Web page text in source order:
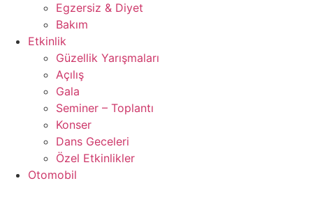
Egzersiz & Diyet
Bakım
Etkinlik
Güzellik Yarışmaları
Açılış
Gala
Seminer – Toplantı
Konser
Dans Geceleri
Özel Etkinlikler
Otomobil